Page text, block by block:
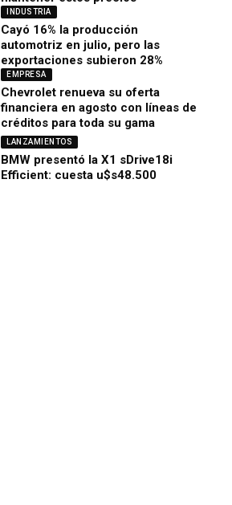
INDUSTRIA
Cayó 16% la producción
automotriz en julio, pero las
exportaciones subieron 28%
EMPRESA
Chevrolet renueva su oferta
financiera en agosto con líneas de
créditos para toda su gama
LANZAMIENTOS
BMW presentó la X1 sDrive18i
Efficient: cuesta u$s48.500